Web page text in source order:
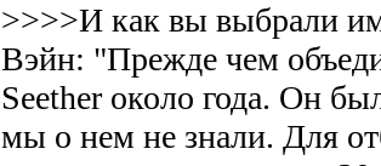
>>>>И как вы выбрали
Вэйн: "Прежде чем
Seether около года. Он
мы о нем не знали. Для